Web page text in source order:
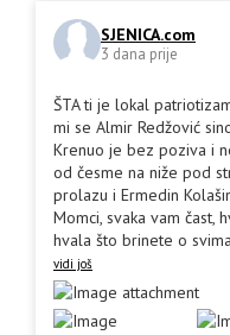
SJENICA.com
3 dana prije
ŠTA ti je lokal
mi se Almir Redžović
Krenuo je bez poziva i
od česme na niže pod
prolazu i Ermedin
Momci, svaka vam čast,
hvala što brinete o
vidi još